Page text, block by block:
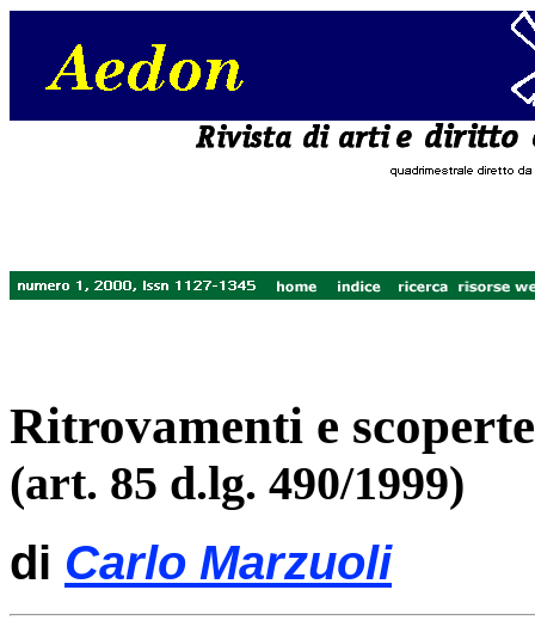
Ritrovamenti e
(art. 85 d.lg. 490/1999)
di Carlo Marzuoli